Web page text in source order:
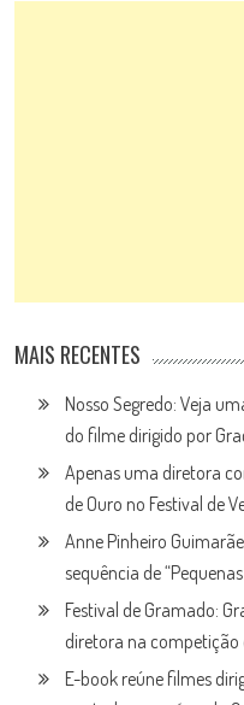
MAIS RECENTES
Nosso Segredo: Veja
do filme dirigido por
Apenas uma diretora
de Ouro no Festival de
Anne Pinheiro
sequência de
Festival de Gramado:
diretora na competição
E-book reúne filmes